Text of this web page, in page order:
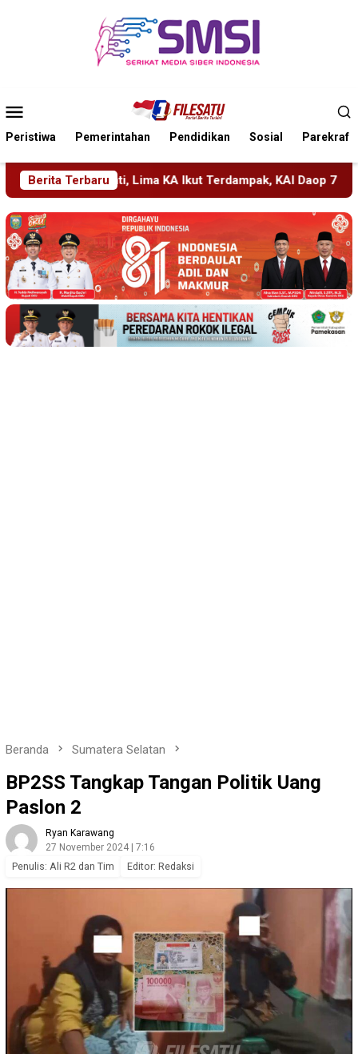
Mobile
Peristiwa Pemerintahan Pendidikan Sosial Parekraf
Berita Terbaru
KAI Daop 7 Gerak Cepat Pulihkan Layanan
Beranda Sumatera Selatan
BP2SS Tangkap Tangan Politik Uang
Paslon 2
Ryan Karawang
27 November 2024 | 7:16
Penulis: Ali R2 dan Tim Editor: Redaksi